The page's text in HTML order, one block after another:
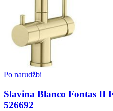
Po narudžbi
Slavina Blanco Fontas II
526692